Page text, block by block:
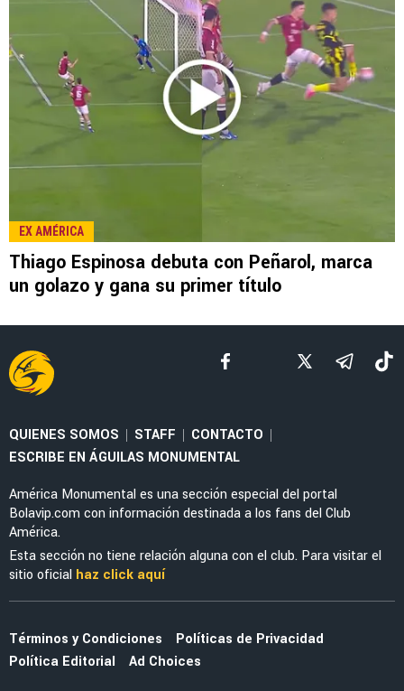
LEE TAMBIÉN
NOTICIAS
Noticias de América ca HOY, 6 de agosto